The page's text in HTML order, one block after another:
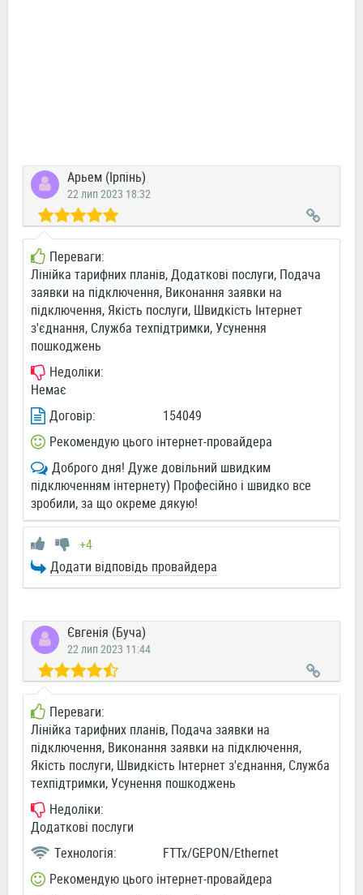
Арьем (Ірпінь)
22 лип 2023 18:32
Переваги:
Лінійка тарифних планів, Додаткові послуги, Подача
заявки на підключення, Виконання заявки на
підключення, Якість послуги, Швидкість Інтернет
з'єднання, Служба техпідтримки, Усунення
пошкоджень
Недоліки:
Немає
Договір:
154049
Рекомендую цього інтернет-провайдера
Доброго дня! Дуже довільний швидким
підключенням інтернету) Професійно і швидко все
зробили, за що окреме дякую!
+4
Додати відповідь провайдера
Євгенія (Буча)
22 лип 2023 11:44
Переваги:
Лінійка тарифних планів, Подача заявки на
підключення, Виконання заявки на підключення,
Якість послуги, Швидкість Інтернет з'єднання, Служба
техпідтримки, Усунення пошкоджень
Недоліки:
Додаткові послуги
Технологія:
FTTx/GEPON/Ethernet
Рекомендую цього інтернет-провайдера